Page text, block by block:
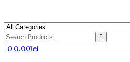
Search
for
0 0.00lei